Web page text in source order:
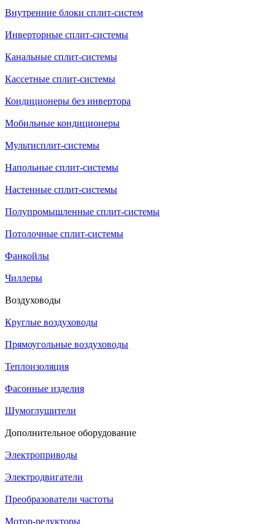
Внутренние блоки сплит-систем
Инверторные сплит-системы
Канальные сплит-системы
Кассетные сплит-системы
Кондиционеры без инвертора
Мобильные кондиционеры
Мультисплит-системы
Напольные сплит-системы
Настенные сплит-системы
Полупромышленные сплит-системы
Потолочные сплит-системы
Фанкойлы
Чиллеры
Воздуховоды
Круглые воздуховоды
Прямоугольные воздуховоды
Теплоизоляция
Фасонные изделия
Шумоглушители
Дополнительное оборудование
Электроприводы
Электродвигатели
Преобразователи частоты
Мотор-редукторы